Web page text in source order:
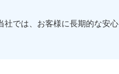
社では、お客様に長期的な安心